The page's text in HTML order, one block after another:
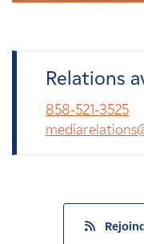
Relations
858-521-3525